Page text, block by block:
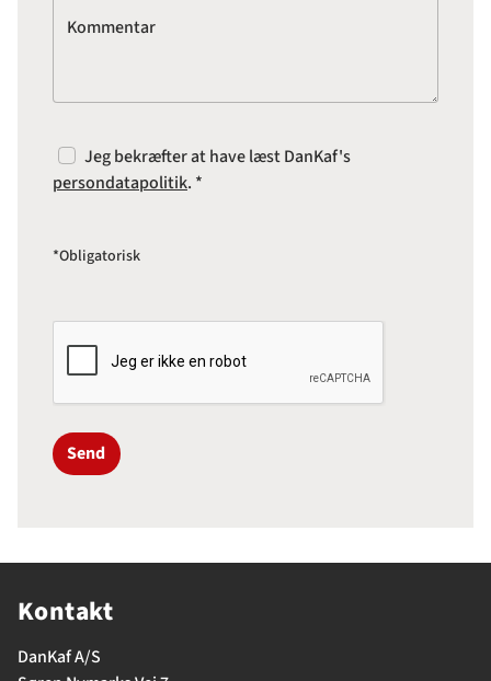
Kommentar
Jeg bekræfter at have læst DanKaf's
persondatapolitik. *
*Obligatorisk
Send
Kontakt
DanKaf A/S